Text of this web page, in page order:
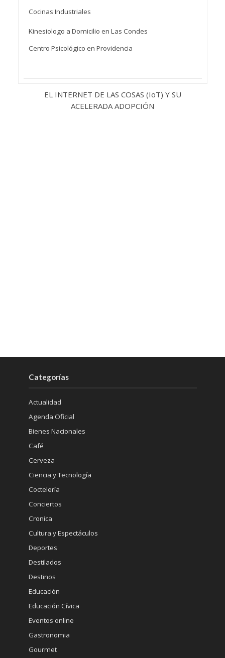
Cocinas Industriales
Kinesiologo a Domicilio en Las Condes
Centro Psicológico en Providencia
EL INTERNET DE LAS COSAS (IoT) Y SU
ACELERADA ADOPCIÓN
Categorías
Actualidad
Agenda Oficial
Bienes Nacionales
Café
Cerveza
Ciencia y Tecnología
Coctelería
Conciertos
Cronica
Cultura y Espectáculos
Deportes
Destilados
Destinos
Educación
Educación Cívica
Eventos online
Gastronomia
Gourmet